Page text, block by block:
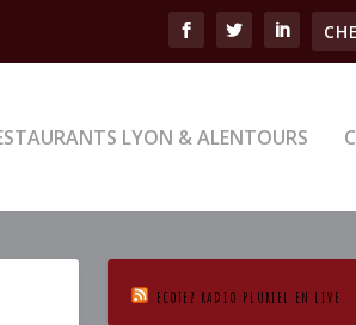
LYON & ALENTOURS
ECOTEZ RADIO PLURIEL EN LIVE